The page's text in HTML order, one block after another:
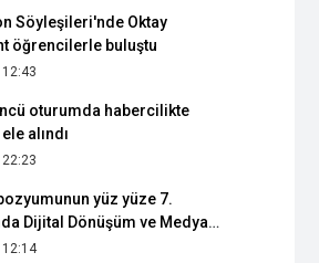
Söyleşileri'nde Oktay
öğrencilerle buluştu
oturumda habercilikte
alındı
yüz yüze 7.
Dijital Dönüşüm ve Medya